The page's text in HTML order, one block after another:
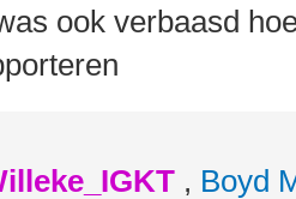
ook verbaasd
, Boyd